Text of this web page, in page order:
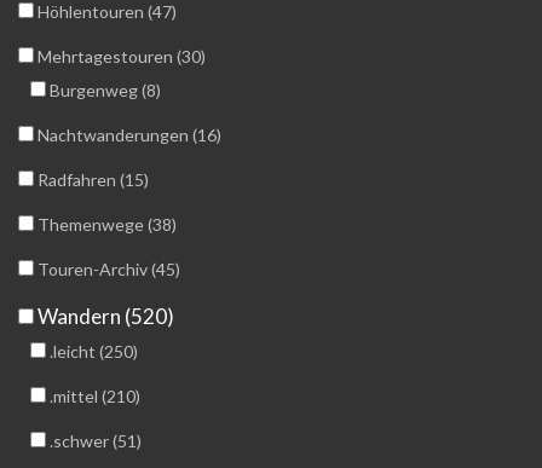
Höhlentouren (47)
Mehrtagestouren (30)
Burgenweg (8)
Nachtwanderungen (16)
Radfahren (15)
Themenwege (38)
Touren-Archiv (45)
Wandern (520)
.leicht (250)
.mittel (210)
.schwer (51)